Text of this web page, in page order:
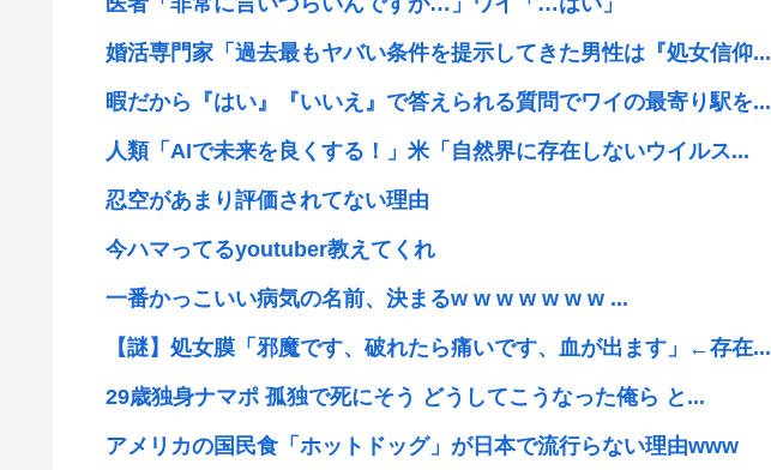
婚活専門家「過去最もヤバい条件を提示してきた男性は『処女信仰...
暇だから『はい』『いいえ』で答えられる質問でワイの最寄り駅を...
人類「AIで未来を良くする！」米「自然界に存在しないウイルス...
忍空があまり評価されてない理由
今ハマってるyoutuber教えてくれ
一番かっこいい病気の名前、決まるw w w w w w w ...
【謎】処女膜「邪魔です、破れたら痛いです、血が出ます」←存在...
29歳独身ナマポ 孤独で死にそう どうしてこうなった俺ら と...
アメリカの国民食「ホットドッグ」が日本で流行らない理由www